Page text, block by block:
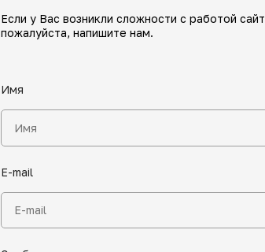
Если у Вас возникли сложности с работой
пожалуйста, напишите нам.
Имя
E-mail